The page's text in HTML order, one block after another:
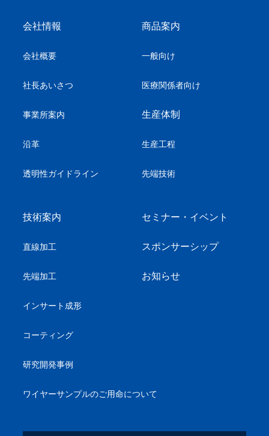
会社情報
会社概要
社長あいさつ
事業所案内
沿革
透明性ガイドライン
商品案内
一般向け
医療関係者向け
生産体制
生産工程
先端技術
技術案内
直線加工
先端加工
インサート成形
コーティング
研究開発事例
ワイヤーサンプルのご用命について
セミナー・イベント
スポンサーシップ
お知らせ